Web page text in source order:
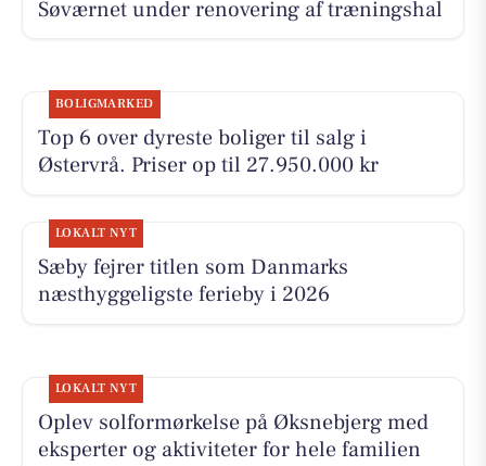
Søværnet under renovering af træningshal
BOLIGMARKED
Top 6 over dyreste boliger til salg i
Østervrå. Priser op til 27.950.000 kr
LOKALT NYT
Sæby fejrer titlen som Danmarks
næsthyggeligste ferieby i 2026
LOKALT NYT
Oplev solformørkelse på Øksnebjerg med
eksperter og aktiviteter for hele familien